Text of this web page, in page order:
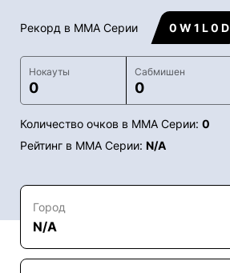
Рекорд в ММА Серии 0 W 1 L 0 D
Нокауты
0
Сабмишен
0
Количество очков в ММА Серии: 0
Рейтинг в ММА Серии: N/A
Город
N/A